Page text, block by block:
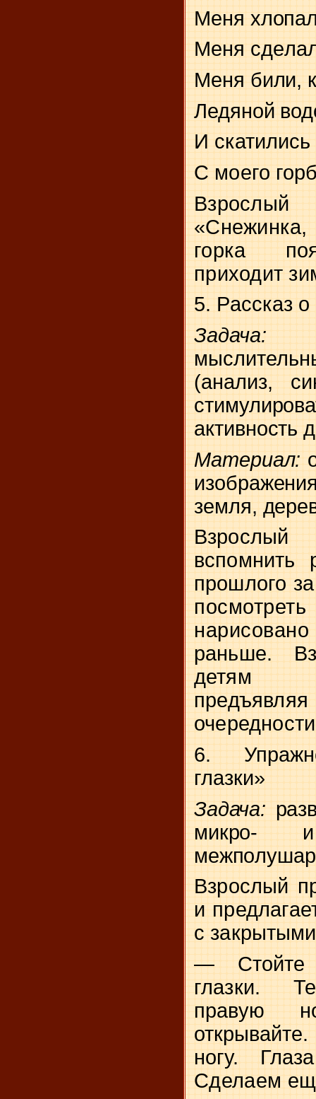
Меня
Меня
Меня били,
Ледяной
И
С моего
Взрослый
«Снежинка,
гор­ка
приходит
5. Рассказ
(анализ,
активность
Материал:
земля,
вспомнить
прошлого
нарисовано
раньше.
детям
предъявляя
6.
глазки»
Задача:
микро- и
межпо
Взрослый
и
с
— Стойте
глазки.
правую
ногу.
Сделаем